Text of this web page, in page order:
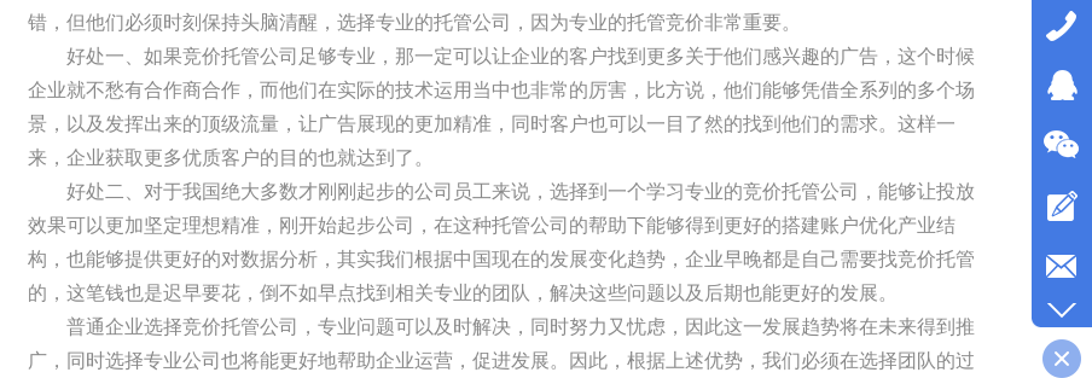
错，但他们必须时刻保持头脑清醒，选择专业的托管公司，因为专业的托管竞价非常重要。
好处一、如果竞价托管公司足够专业，那一定可以让企业的客户找到更多关于他们感兴趣的广告，这个时候
企业就不愁有合作商合作，而他们在实际的技术运用当中也非常的厉害，比方说，他们能够凭借全系列的多个场
景，以及发挥出来的顶级流量，让广告展现的更加精准，同时客户也可以一目了然的找到他们的需求。这样一
来，企业获取更多优质客户的目的也就达到了。
好处二、对于我国绝大多数才刚刚起步的公司员工来说，选择到一个学习专业的竞价托管公司，能够让投放
效果可以更加坚定理想精准，刚开始起步公司，在这种托管公司的帮助下能够得到更好的搭建账户优化产业结
构，也能够提供更好的对数据分析，其实我们根据中国现在的发展变化趋势，企业早晚都是自己需要找竞价托管
的，这笔钱也是迟早要花，倒不如早点找到相关专业的团队，解决这些问题以及后期也能更好的发展。
普通企业选择竞价托管公司，专业问题可以及时解决，同时努力又忧虑，因此这一发展趋势将在未来得到推
广，同时选择专业公司也将能更好地帮助企业运营，促进发展。因此，根据上述优势，我们必须在选择团队的过